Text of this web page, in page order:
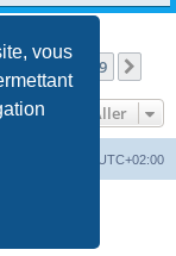
vous
9 9
Aller
UTC+02:00
Limited